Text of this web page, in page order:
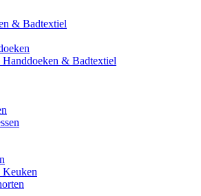
& Badtextiel
& Badtextiel